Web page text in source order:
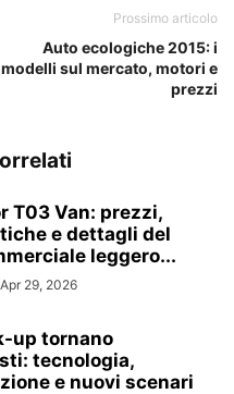
Prossimo articolo
Auto ecologiche 2015: i
modelli sul mercato, motori e
prezzi
T03 Van: prezzi,
e dettagli del
leggero...
Apr 29, 2026
up tornano
tecnologia,
e nuovi scenari